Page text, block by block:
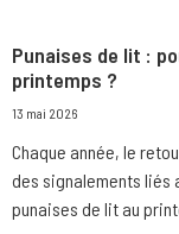
Punaises de lit :
printemps ?
13 mai 2026
Chaque année, le
des signalements liés
punaises de lit au